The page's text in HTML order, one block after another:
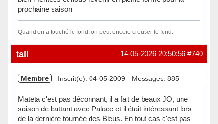
prochaine saison.
Quand on a touché le fond, on peut encore creuser le fond.
Hors ligne #740
14-05-2026 20:50:56
tall
Membre Inscrit(e): 04-05-2009 Messages: 885
Mateta c'est pas déconnant, il a fait de beaux JO, une
saison de battant avec Palace et il était intéressant lors
de la dernière tournée des Bleus. En tout cas c'est pas